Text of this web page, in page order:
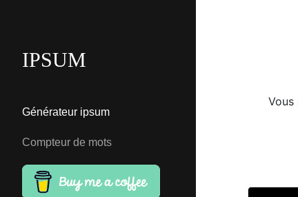
IPSUM
Générateur ipsum
Compteur de mots